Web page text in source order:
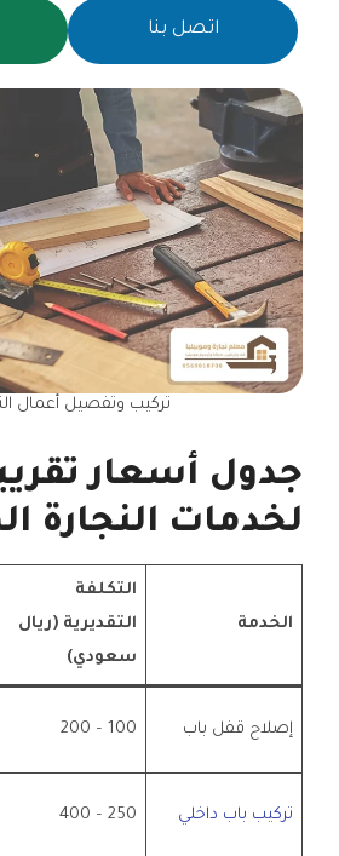
اتصل بنا
تركيب وتفصيل أعمال
جدول أسعار
لخدمات النجارة
الخدمة
التكلفة
التقديرية (ريال
سعودي)
إصلاح قفل باب 100 – 200
تركيب باب داخلي 250 – 400